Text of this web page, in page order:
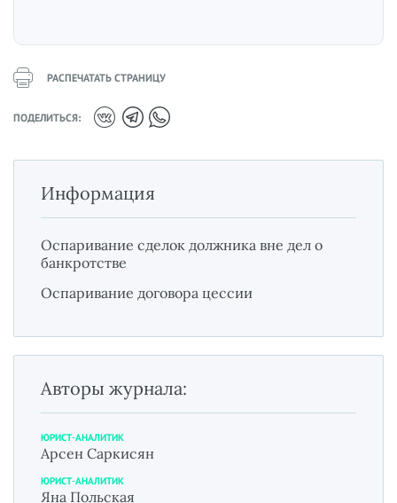
РАСПЕЧАТАТЬ СТРАНИЦУ
ПОДЕЛИТЬСЯ:
Информация
Оспаривание сделок должника вне дел о
банкротстве
Оспаривание договора цессии
Авторы журнала:
ЮРИСТ-АНАЛИТИК
Арсен Саркисян
ЮРИСТ-АНАЛИТИК
Яна Польская